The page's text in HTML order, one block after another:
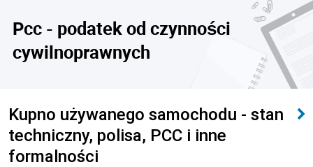
Pcc - podatek od czynności
cywilnoprawnych
Kupno używanego samochodu - stan
techniczny, polisa, PCC i inne
formalności